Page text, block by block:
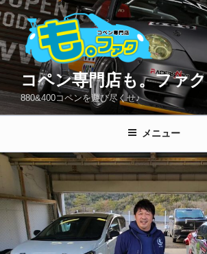
コ
ン
テ
ン
へ
ス
プ
コペン専門店も。ファク
880&400コペンを遊び尽くせ♪
メニュー